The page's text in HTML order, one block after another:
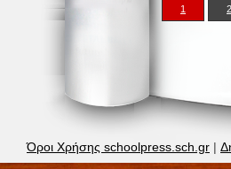
1 2
Όροι Χρήσης schoolpress.sch.gr |